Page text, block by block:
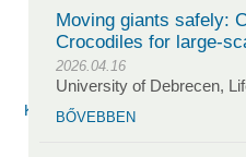
Kiadvány pályázat 2026
Moving giants safely:
Crocodiles for large-
2026.04.16
University of Debrecen,
BŐVEBBEN